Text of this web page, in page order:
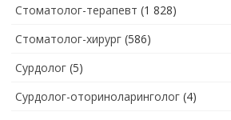
Стоматолог-терапевт (1 828)
Стоматолог-хирург (586)
Сурдолог (5)
Сурдолог-оториноларинголог (4)